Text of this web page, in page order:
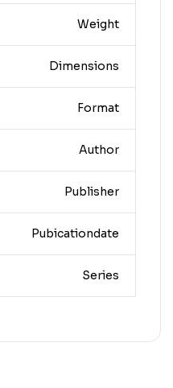
Weight
Dimensions
Format
Author
Publisher
Pubicationdate
Series